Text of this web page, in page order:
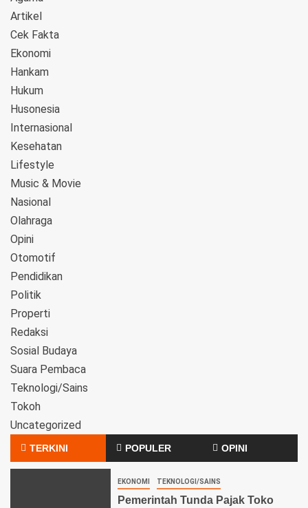
Artikel
Cek Fakta
Ekonomi
Hankam
Hukum
Husonesia
Internasional
Kesehatan
Lifestyle
Music & Movie
Nasional
Olahraga
Opini
Otomotif
Pendidikan
Politik
Properti
Redaksi
Sosial Budaya
Suara Pembaca
Teknologi/Sains
Tokoh
Uncategorized
TERKINI POPULER OPINI
EKONOMI TEKNOLOGI/SAINS
Pemerintah Tunda Pajak Toko